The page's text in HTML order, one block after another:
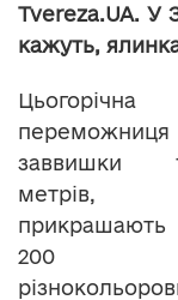
Tvereza.UA. У
кажуть,
Цьогорічна
переможниця
заввишки
метрів,
прикрашають
200